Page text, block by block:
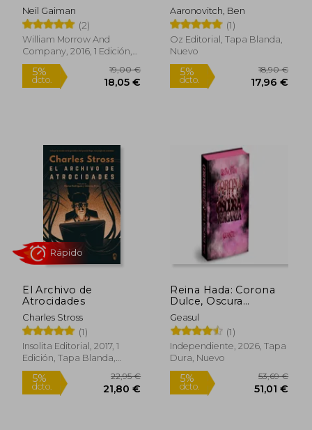
5%
dcto.
Rápido
5%
dcto.
Inglés)
Neil Gaiman
(2)
William Morrow And
Company, 2016, 1 Edición,
Tapa Dura, Nuevo
Aaronovitch, Ben
(1)
Oz Editorial, Tapa Blanda,
Nuevo
El Archivo de
Atrocidades
Charles Stross
(1)
Insolita Editorial, 2017, 1
Edición, Tapa Blanda,
Nuevo
Reina Hada: Corona
Dulce, Oscura
Venganza
Geasul
(1)
Independiente, 2026, Tapa
Dura, Nuevo